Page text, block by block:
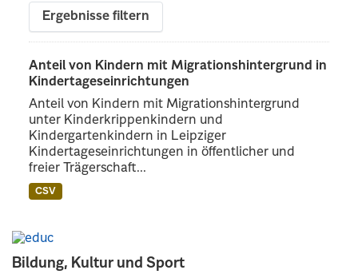
Bildung, Kultur und Sport
Ergebnisse filtern
Anteil von Kindern mit Migrationshintergrund in
Kindertageseinrichtungen
Anteil von Kindern mit Migrationshintergrund
unter Kinderkrippenkindern und
Kindergartenkindern in Leipziger
Kindertageseinrichtungen in öffentlicher und
freier Trägerschaft...
CSV